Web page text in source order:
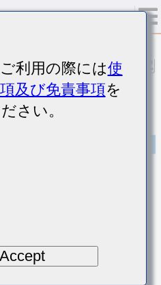
Q200 Qualified) 積層セラミ
利用の際には使
及び免責事項を
さい。
Accept